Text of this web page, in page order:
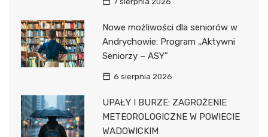
Nowe możliwości dla seniorów w
Andrychowie: Program „Aktywni
Seniorzy – ASY”
6 sierpnia 2026
UPAŁY I BURZE: ZAGROŻENIE
METEOROLOGICZNE W POWIECIE
WADOWICKIM